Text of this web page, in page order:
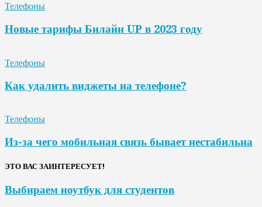
Телефоны
Новые тарифы Билайн UP в 2023 году
Телефоны
Как удалить виджеты на телефоне?
Телефоны
Из-за чего мобильная связь бывает нестабильна
ЭТО ВАС ЗАИНТЕРЕСУЕТ!
Выбираем ноутбук для студентов